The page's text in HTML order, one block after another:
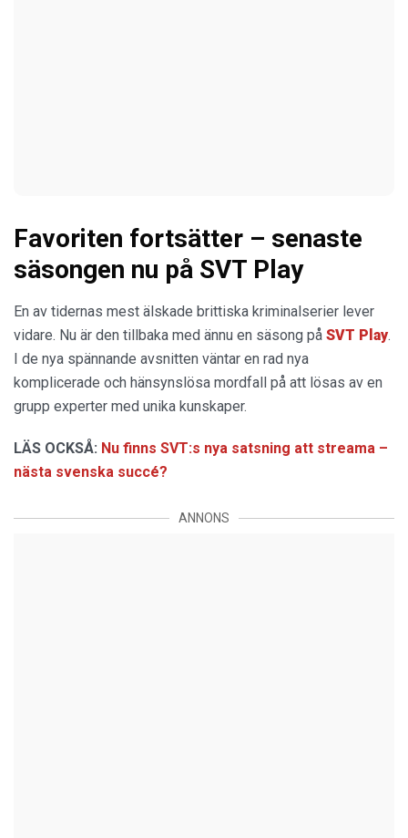
Favoriten fortsätter – senaste
säsongen nu på SVT Play
En av tidernas mest älskade brittiska kriminalserier lever
vidare. Nu är den tillbaka med ännu en säsong på SVT Play.
I de nya spännande avsnitten väntar en rad nya
komplicerade och hänsynslösa mordfall på att lösas av en
grupp experter med unika kunskaper.
LÄS OCKSÅ: Nu finns SVT:s nya satsning att streama –
nästa svenska succé?
ANNONS